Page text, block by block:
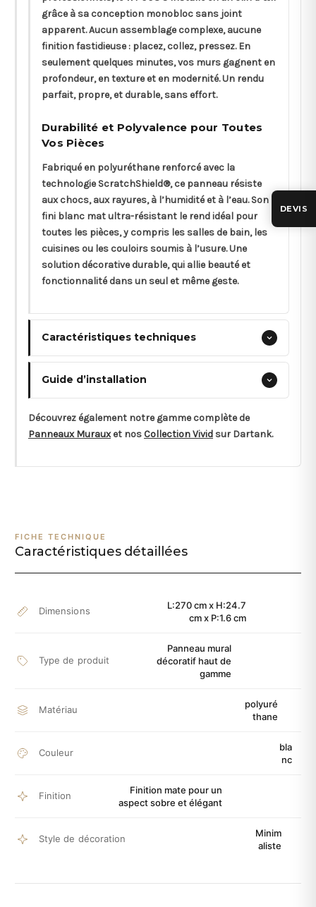
grâce à sa conception monobloc sans joint
apparent. Aucun assemblage complexe, aucune
finition fastidieuse : placez, collez, pressez. En
seulement quelques minutes, vos murs gagnent en
profondeur, en texture et en modernité. Un rendu
parfait, propre, et durable, sans effort.
Durabilité et Polyvalence pour Toutes
Vos Pièces
Fabriqué en polyuréthane renforcé avec la
technologie ScratchShield®, ce panneau résiste
aux chocs, aux rayures, à l’humidité et à l’eau. Son
fini blanc mat ultra-résistant le rend idéal pour
toutes les pièces, y compris les salles de bain, les
cuisines ou les couloirs soumis à l’usure. Une
solution décorative durable, qui allie beauté et
fonctionnalité dans un seul et même geste.
Caractéristiques techniques
Guide d’installation
Découvrez également notre gamme complète de
Panneaux Murauxet nos Collection Vivid sur Dartank.
FICHE TECHNIQUE
Caractéristiques détaillées
Dimensions
L:270 cm x H:24.7
cm x P:1.6 cm
Type de produit
Panneau mural
décoratif haut de
gamme
Matériau
polyuré
thane
Couleur
bla
nc
Finition
Finition mate pour un
aspect sobre et élégant
Style de décoration
Minim
aliste
DEVIS